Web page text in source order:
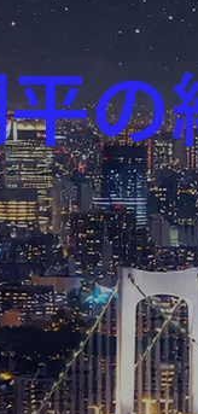
知らせ
馬